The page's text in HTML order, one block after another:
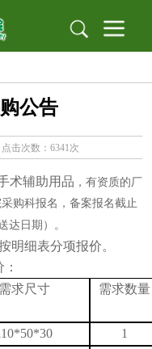
文化
远程门诊 地址位置
部园地
产
物临床试验伦理委员会
公告
击次数：6341次
术辅助用品 ，有资质的厂
购科报名，备案报名截止
达日期）。
明细表分项报价。
需求尺寸 需求数量
1